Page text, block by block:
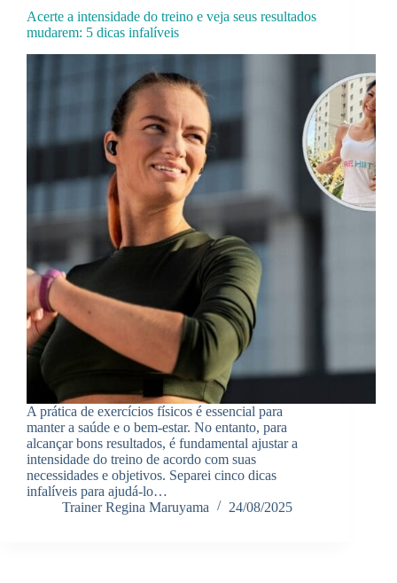
Acerte a intensidade do treino e veja seus resultados
mudarem: 5 dicas infalíveis
A prática de exercícios físicos é essencial para
manter a saúde e o bem-estar. No entanto, para
alcançar bons resultados, é fundamental ajustar a
intensidade do treino de acordo com suas
necessidades e objetivos. Separei cinco dicas
infalíveis para ajudá-lo…
Trainer Regina Maruyama
24/08/2025